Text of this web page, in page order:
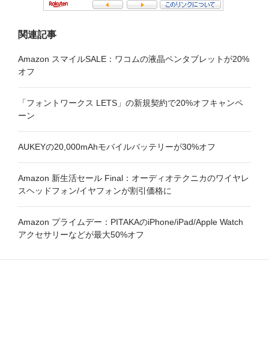
関連記事
Amazon スマイルSALE：ワコムの液晶ペンタブレットが20%
オフ
「フォントワークス LETS」の新規契約で20%オフキャンペ
ーン
AUKEYの20,000mAhモバイルバッテリーが30%オフ
Amazon 新生活セール Final：オーディオテクニカのワイヤレ
スヘッドフォン/イヤフォンが割引価格に
Amazon プライムデー：PITAKAのiPhone/iPad/Apple Watch
アクセサリーなどが最大50%オフ